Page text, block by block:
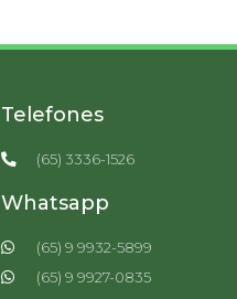
Telefones
(65) 3336-1526
Whatsapp
(65) 9 9932-5899
(65) 9 9927-0835